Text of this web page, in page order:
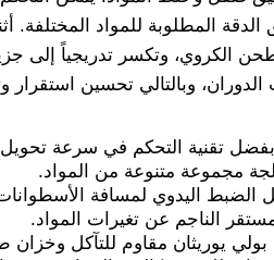
الدقة المطلوبة للمواد
الكروي، وتكسر تدريجياً إلى
وبالتالي تحسين استقرار
تقنية التحكم في سرعة تحويل
مجموعة متنوعة من المواد.
الضبط اليدوي لمسافة
الناجم عن تغيرات المواد.
بولي يوريثان مقاوم للتآكل